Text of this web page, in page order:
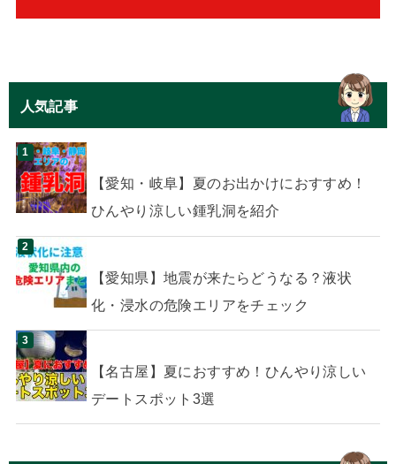
人気記事
【愛知・岐阜】夏のお出かけにおすすめ！
ひんやり涼しい鍾乳洞を紹介
【愛知県】地震が来たらどうなる？液状
化・浸水の危険エリアをチェック
【名古屋】夏におすすめ！ひんやり涼しい
デートスポット3選